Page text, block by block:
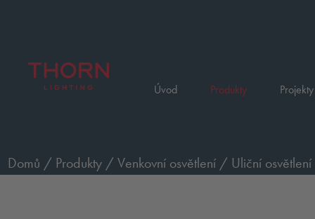
Úvod Produkty
Domů / Produkty /Venkovní osvětlení / Uliční osvětlení